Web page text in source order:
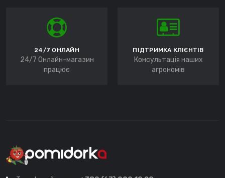
24/7 ОНЛАЙН
24/7 Онлайн-магазин
працює
ПІДТРИМКА КЛІЄНТІВ
Консультація наших
агрономів